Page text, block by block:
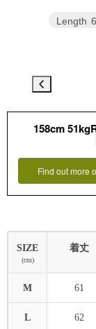
Length
158cm
Find out more
SIZE
(cm)
着丈
M 61
L 62